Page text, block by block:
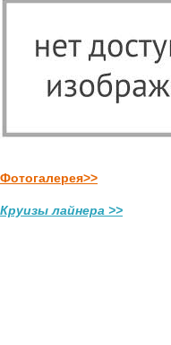
Фотогалерея>>
Круизы лайнера >>